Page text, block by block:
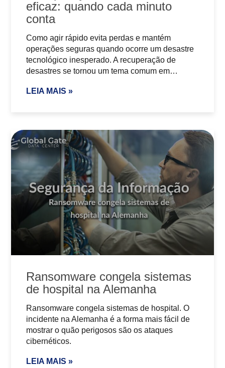
eficaz: quando cada minuto
conta
Como agir rápido evita perdas e mantém
operações seguras quando ocorre um desastre
tecnológico inesperado. A recuperação de
desastres se tornou um tema comum em…
LEIA MAIS »
Ransomware congela sistemas
de hospital na Alemanha
Ransomware congela sistemas de hospital. O
incidente na Alemanha é a forma mais fácil de
mostrar o quão perigosos são os ataques
cibernéticos.
LEIA MAIS »